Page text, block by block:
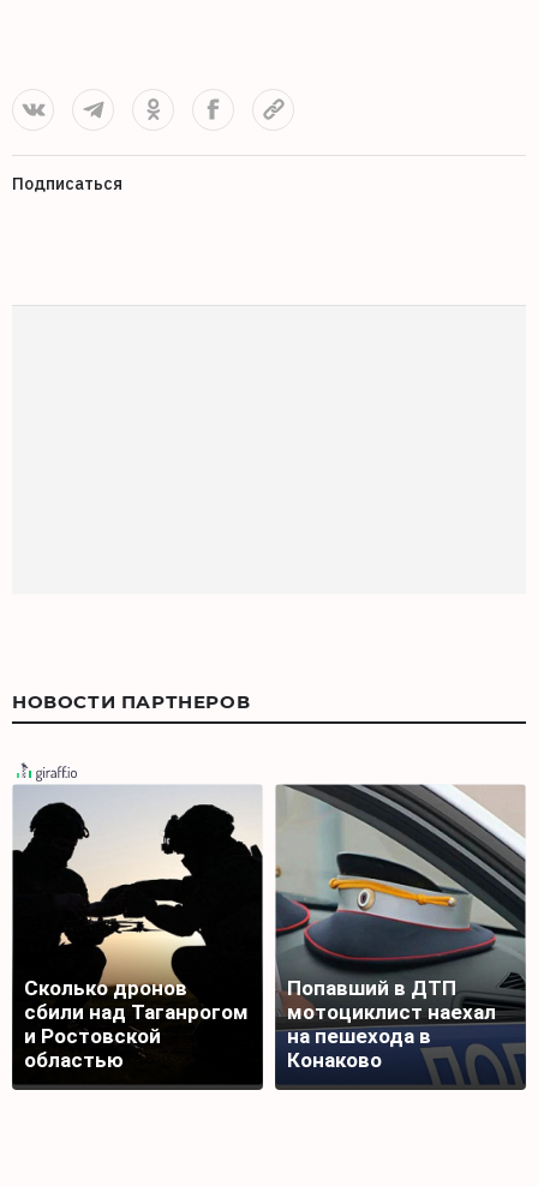
Подписаться
НОВОСТИ ПАРТНЕРОВ
Сколько дронов
сбили над Таганрогом
и Ростовской
областью
Попавший в ДТП
мотоциклист наехал
на пешехода в
Конаково